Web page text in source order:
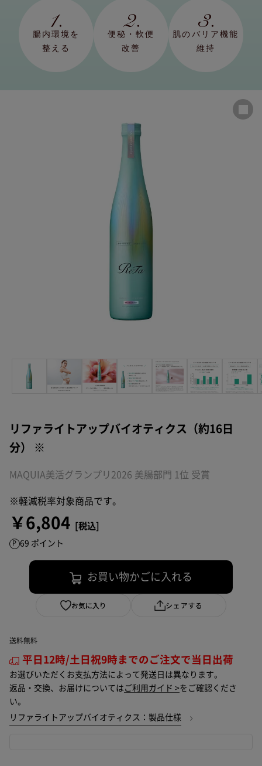
腸内環境を
整える
便秘・軟便
改善
肌のバリア機能
維持
リファライトアップバイオティクス（約16日
分） ※
MAQUIA美活グランプリ2026 美腸部門 1位 受賞
※軽減税率対象商品です。
￥6,804
69 ポイント
お買い物かごに入れる
お気に入り シェアする
送料無料
平日12時/土日祝9時までのご注文で当日出荷
お選びいただくお支払方法によって発送日は異なります。
返品・交換、お届けについては ご利用ガイド >をご確認くださ
い。
リファライトアップバイオティクス：製品仕様